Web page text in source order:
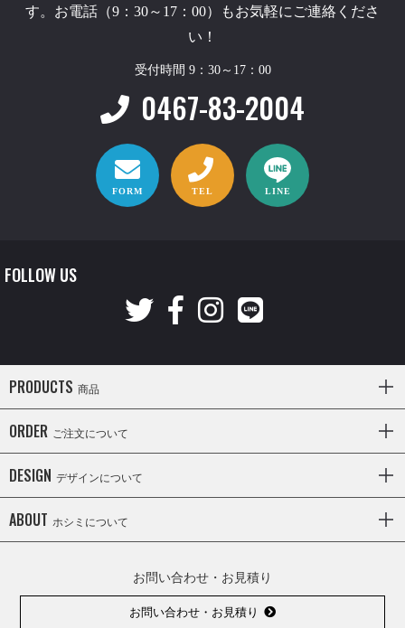
す。お電話（9：30～17：00）もお気軽にご連絡くださ
い！
受付時間 9：30～17：00
0467-83-2004
FORM TEL LINE
FOLLOW US
PRODUCTS 商品
ORDER ご注文について
DESIGN デザインについて
ABOUT ホシミについて
お問い合わせ・お見積り
お問い合わせ・お見積り